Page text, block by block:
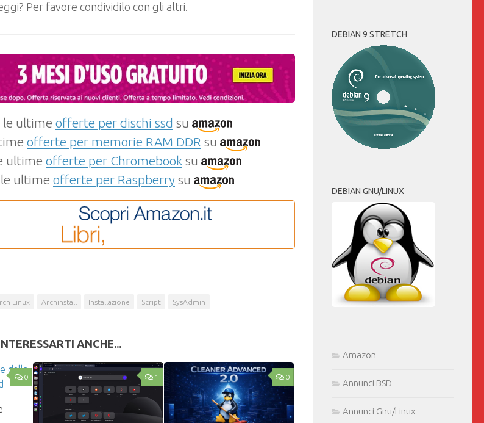
Per favore condividilo con gli altri.
le ultime offerte per dischi ssd su
offerte per memorie RAM DDR su
ultime offerte per Chromebook su
ultime offerte per Raspberry su
Linux Archinstall Installazione Script SysAdmin
ANCHE...
0 1 0
DEBIAN 9 STRETCH
DEBIAN GNU/LINUX
Amazon
Annunci BSD
Annunci Gnu/Linux